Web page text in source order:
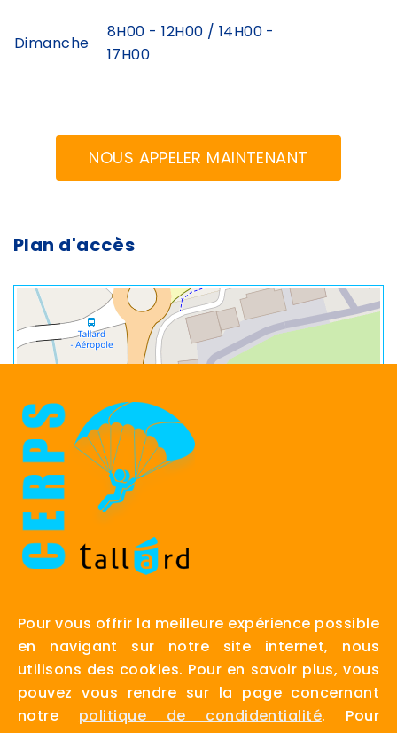
Dimanche
8H00 - 12H00 / 14H00 -
17H00
NOUS APPELER MAINTENANT
Plan d'accès
VENIR CHEZ NOUS AVEC GOOGLE
VENIR CHEZ NOUS AVEC WAZE
Pour vous offrir la meilleure expérience possible
en navigant sur notre site internet, nous
utilisons des cookies. Pour en savoir plus, vous
pouvez vous rendre sur la page concernant
notre politique de condidentialité. Pour